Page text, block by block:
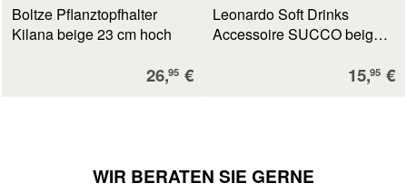
Boltze Pflanztopfhalter
Kilana beige 23 cm hoch
Verkaufspreis:
26,95 €
Leonardo Soft Drinks
Accessoire SUCCO beige
15,95 €
WIR BERATEN SIE GERNE